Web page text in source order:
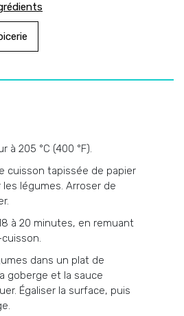
à 205 °C (400 °F).
cuisson tapissée de papier
légumes. Arroser de
à 20 minutes, en remuant
dans un plat de
goberge et la sauce
Égaliser la surface, puis